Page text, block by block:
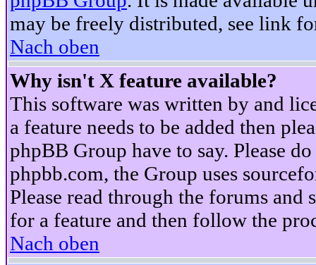
may be freely distributed, see link
Nach oben
Why isn't X feature available?
This software was written by and
a feature needs to be added then
phpBB Group have to say. Please
phpbb.com, the Group uses
Please read through the forums
for a feature and then follow the
Nach oben